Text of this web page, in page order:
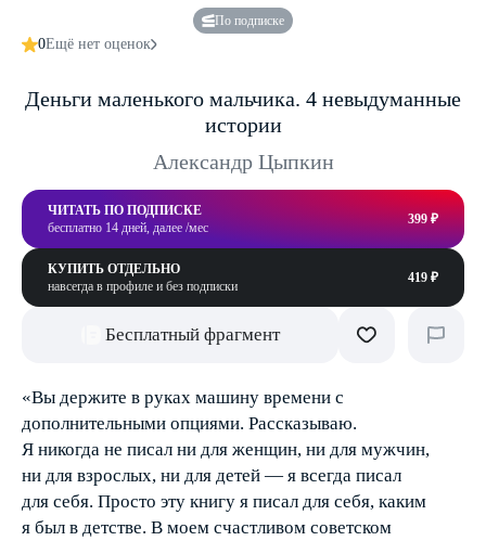
По подписке
0Ещё нет оценок
Деньги маленького мальчика. 4 невыдуманные
истории
Александр Цыпкин
ЧИТАТЬ ПО ПОДПИСКЕ
бесплатно 14 дней, далее /мес
399 ₽
КУПИТЬ ОТДЕЛЬНО
навсегда в профиле и без подписки
419 ₽
Бесплатный фрагмент
«Вы держите в руках машину времени с
дополнительными опциями. Рассказываю.
Я никогда не писал ни для женщин, ни для мужчин,
ни для взрослых, ни для детей — я всегда писал
для себя. Просто эту книгу я писал для себя, каким
я был в детстве. В моем счастливом советском